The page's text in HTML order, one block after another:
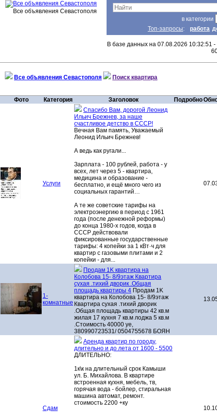
Все объявления Севастополя
в категории
Топ-запросы: работа
В базе данных на 07.08.2026 10:32:51
Все объявления Севастополя Поиск квартира
Фото Категория Заголовок Подробно
Услуги
Спасибо Вам, дорогой Леонид
Ильич Брежнев, за наше
счастливое детство в СССР!
Вечная Вам память, Уважаемый
Леонид Ильич Брежнев!
А ведь как ругали...
Зарплата - 100 рублей, работа - у
всех, лет через 5 - квартира,
медицина и образование -
бесплатно, и ещё много чего из
социальных гарантий…
А те же советские тарифы на
электроэнергию в период с 1961
года (после денежной реформы)
до конца 1980-х годов, когда в
СССР действовали
фиксированные государственные
тарифы: 4 копейки за 1 кВт·ч для
квартир с газовыми плитами и 2
копейки - для...
1-
комнатные
Продам 1K квартира на
Колобова 15- 8/9этаж Квартира
сухая .тихий дворик .Общая
площадь квартиры 4 Продам 1K
квартира на Колобова 15- 8/9этаж
Квартира сухая .тихий дворик
.Общая площадь квартиры 42 кв.м
жилая 17 кухня 7 кв.м лоджа 5 кв.м
.Стоимость 40000 уе,
380990723531/ 0504755678 БОЯН
Сдам
Аренда квартир по городу,
длительно и до лета от 1600 - 5500
ДЛИТЕЛЬНО:
1к\к на длительный срок Камыши
ул. Б. Михайлова. В квартире
встроенная кухня, мебель, тв,
горячая вода - бойлер, стиральная
машина автомат, ремонт.
стоимость 2200 +ку